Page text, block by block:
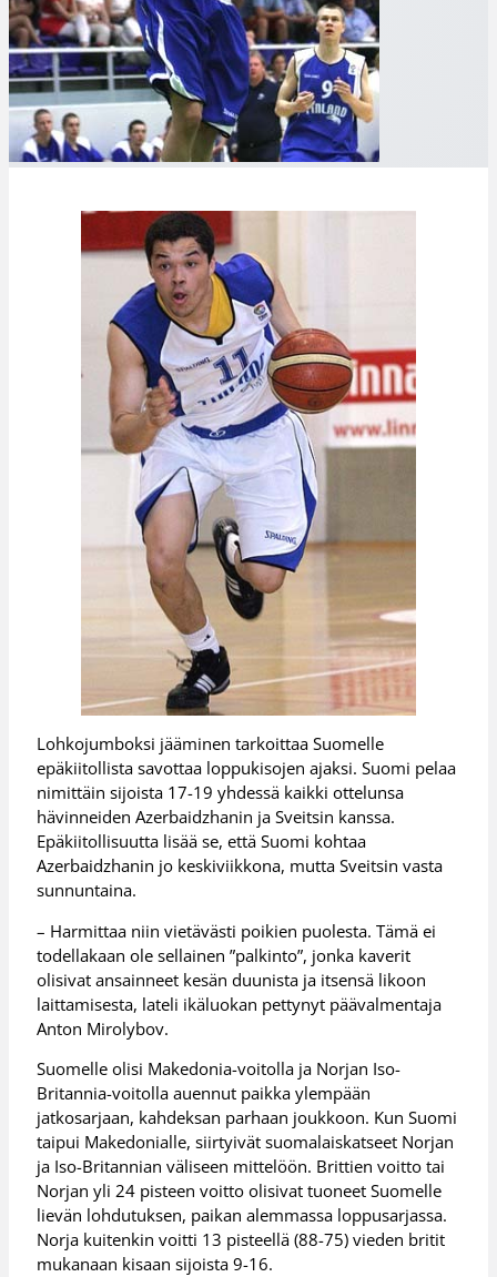
Lohkojumboksi jääminen tarkoittaa Suomelle
epäkiitollista savottaa loppukisojen ajaksi. Suomi pelaa
nimittäin sijoista 17-19 yhdessä kaikki ottelunsa
hävinneiden Azerbaidzhanin ja Sveitsin kanssa.
Epäkiitollisuutta lisää se, että Suomi kohtaa
Azerbaidzhanin jo keskiviikkona, mutta Sveitsin vasta
sunnuntaina.
– Harmittaa niin vietävästi poikien puolesta. Tämä ei
todellakaan ole sellainen ”palkinto”, jonka kaverit
olisivat ansainneet kesän duunista ja itsensä likoon
laittamisesta, lateli ikäluokan pettynyt päävalmentaja
Anton Mirolybov.
Suomelle olisi Makedonia-voitolla ja Norjan Iso-
Britannia-voitolla auennut paikka ylempään
jatkosarjaan, kahdeksan parhaan joukkoon. Kun Suomi
taipui Makedonialle, siirtyivät suomalaiskatseet Norjan
ja Iso-Britannian väliseen mittelöön. Brittien voitto tai
Norjan yli 24 pisteen voitto olisivat tuoneet Suomelle
lievän lohdutuksen, paikan alemmassa loppusarjassa.
Norja kuitenkin voitti 13 pisteellä (88-75) vieden britit
mukanaan kisaan sijoista 9-16.